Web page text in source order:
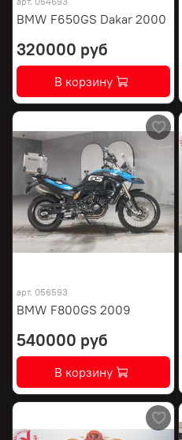
BMW F650GS Dakar 2000
320000 руб
В корзину
арт. 056593
BMW F800GS 2009
540000 руб
В корзину